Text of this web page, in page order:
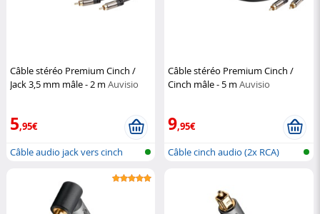
Câble stéréo Premium Cinch /
Jack 3,5 mm mâle - 2 m Auvisio
5,95€
Câble audio jack vers cinch
Câble stéréo Premium Cinch /
Cinch mâle - 5 mAuvisio
9,95€
Câble cinch audio (2x RCA)